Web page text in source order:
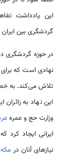
این یادداشت
گردشگری بین ایران
در حوزه گردشگری
نهادی است که برای
این نهاد به
وزارت حج و عمره
نیازهای آنان در مکه